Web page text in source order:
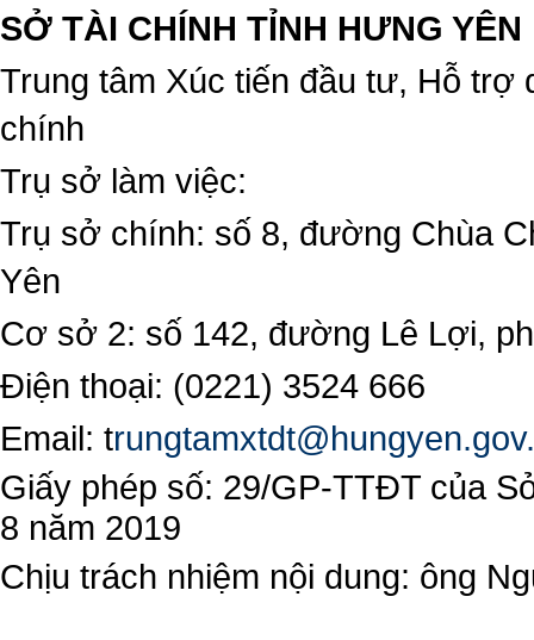
SỞ TÀI CHÍNH TỈNH HƯNG YÊN
Trung tâm Xúc tiến đầu tư, Hỗ trợ
chính
Trụ sở làm việc:
Trụ sở chính: số 8, đường Chùa
Yên
Cơ sở 2: số 142, đường Lê Lợi,
Điện thoại: (0221) 3524 666
Email: t
Giấy phép số: 29/GP-TTĐT của
8 năm 2019
Chịu trách nhiệm nội dung: ông